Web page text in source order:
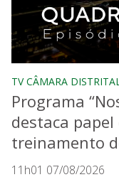
TV CÂMARA
Programa
destaca
treinamento
11h01 07/08/2026